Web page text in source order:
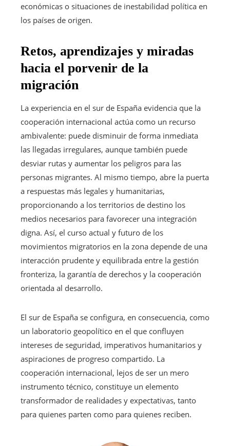
económicas o situaciones de inestabilidad política en
los países de origen.
Retos, aprendizajes y miradas
hacia el porvenir de la
migración
La experiencia en el sur de España evidencia que la
cooperación internacional actúa como un recurso
ambivalente: puede disminuir de forma inmediata
las llegadas irregulares, aunque también puede
desviar rutas y aumentar los peligros para las
personas migrantes. Al mismo tiempo, abre la puerta
a respuestas más legales y humanitarias,
proporcionando a los territorios de destino los
medios necesarios para favorecer una integración
digna. Así, el curso actual y futuro de los
movimientos migratorios en la zona depende de una
interacción prudente y equilibrada entre la gestión
fronteriza, la garantía de derechos y la cooperación
orientada al desarrollo.
El sur de España se configura, en consecuencia, como
un laboratorio geopolítico en el que confluyen
intereses de seguridad, imperativos humanitarios y
aspiraciones de progreso compartido. La
cooperación internacional, lejos de ser un mero
instrumento técnico, constituye un elemento
transformador de realidades y expectativas, tanto
para quienes parten como para quienes reciben.